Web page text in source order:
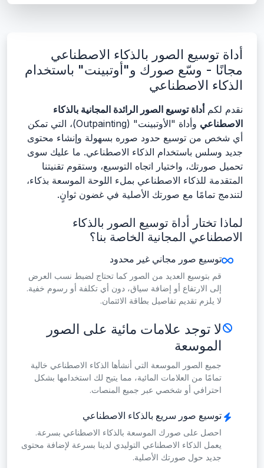
أداة توسيع الصور بالذكاء الاصطناعي
مجانًا - وسّع صورك و"أوتبينت" باستخدام
الذكاء الاصطناعي
نقدم لكم أداة توسيع الصور الرائدة المجانية بالذكاء
الاصطناعي
وأداة "الأوتبينت" (Outpainting)، التي تمكن
أي شخص من توسيع حدود صوره بسهولة وإنشاء محتوى
جديد وسلس باستخدام الذكاء الاصطناعي. ما عليك سوى
تحميل صورتك، واختيار اتجاه التوسيع، وستقوم تقنيتنا
المتقدمة للذكاء الاصطناعي بملء اللوحة الموسعة بذكاء،
لتندمج تمامًا مع صورتك الأصلية في غضون ثوانٍ.
لماذا تختار أداة توسيع الصور بالذكاء
الاصطناعي المجانية الخاصة بنا؟
توسيع صور مجاني غير محدود
قم بتوسيع العديد من الصور كما تحتاج لضبط نسب العرض
إلى الارتفاع أو إضافة سياق، دون أي تكلفة أو رسوم خفية.
لا يلزم تقديم تفاصيل بطاقة الائتمان.
لا توجد علامات مائية على الصور
الموسعة
جميع الصور الموسعة التي أنشأها الذكاء الاصطناعي خالية
تمامًا من العلامات المائية، مما يتيح لك استخدامها بشكل
احترافي أو شخصي عبر جميع المنصات.
توسيع صور سريع بالذكاء الاصطناعي
احصل على صورك الموسعة بالذكاء الاصطناعي بسرعة.
يعمل الذكاء الاصطناعي التوليدي لدينا بسرعة لإضافة محتوى
جديد حول صورتك الأصلية.